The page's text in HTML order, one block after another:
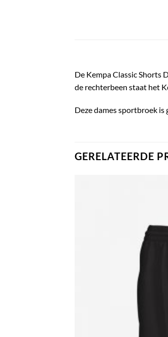
De Kempa Classic Shorts
de rechterbeen staat het
Deze dames sportbroek is
GERELATEERDE